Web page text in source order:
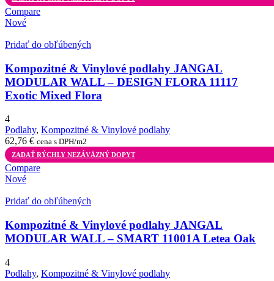
Compare
Nové
Pridať do obľúbených
Kompozitné & Vinylové podlahy JANGAL
MODULAR WALL – DESIGN FLORA 11117
Exotic Mixed Flora
4
Podlahy, Kompozitné & Vinylové podlahy
62,76 € cena s DPH/m2
ZADAŤ RÝCHLY NEZÁVÄZNÝ DOPYT
Compare
Nové
Pridať do obľúbených
Kompozitné & Vinylové podlahy JANGAL
MODULAR WALL – SMART 11001A Letea Oak
4
Podlahy, Kompozitné & Vinylové podlahy